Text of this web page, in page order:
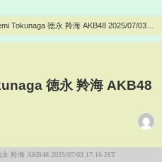
徳永 羚海 AKB48 2025/07/03
徳永 羚海 AKB48